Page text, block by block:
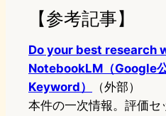
【参考記事】
Do your best research
NotebookLM（Google
Keyword）
（外部）
本件の一次情報。評価セ